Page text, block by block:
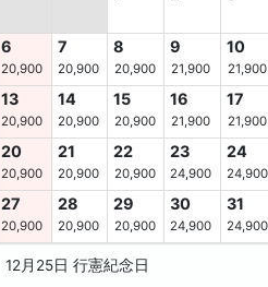
6
20,900
7
20,900
8
20,900
9
21,900
10
21,900
13
20,900
14
20,900
15
20,900
16
21,900
17
21,900
20
20,900
21
20,900
22
20,900
23
24,900
24
24,900
27
20,900
28
20,900
29
20,900
30
24,900
31
24,900
12月25日 行憲紀念日